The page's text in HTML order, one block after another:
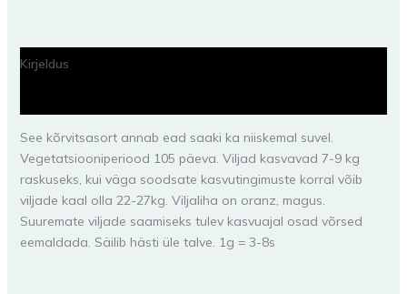
Kirjeldus
See kõrvitsasort annab ead saaki ka niiskemal suvel.
Vegetatsiooniperiood 105 päeva. Viljad kasvavad 7-9 kg
raskuseks, kui väga soodsate kasvutingimuste korral võib
viljade kaal olla 22-27kg. Viljaliha on oranz, magus.
Suuremate viljade saamiseks tulev kasvuajal osad võrsed
eemaldada. Säilib hästi üle talve. 1g = 3-8s